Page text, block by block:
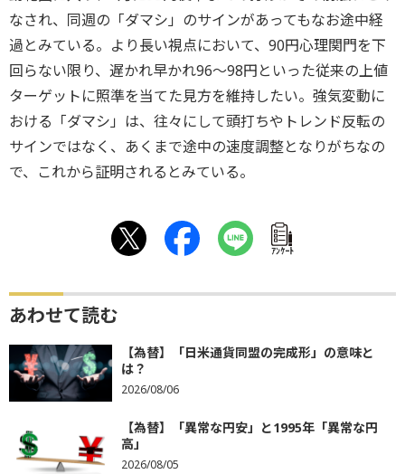
なされ、同週の「ダマシ」のサインがあってもなお途中経
過とみている。より長い視点において、90円心理関門を下
回らない限り、遅かれ早かれ96～98円といった従来の上値
ターゲットに照準を当てた見方を維持したい。強気変動に
おける「ダマシ」は、往々にして頭打ちやトレンド反転の
サインではなく、あくまで途中の速度調整となりがちなの
で、これから証明されるとみている。
ｱﾝｹｰﾄ
あわせて読む
【為替】「日米通貨同盟の完成形」の意味と
は？
2026/08/06
【為替】「異常な円安」と1995年「異常な円
高」
2026/08/05